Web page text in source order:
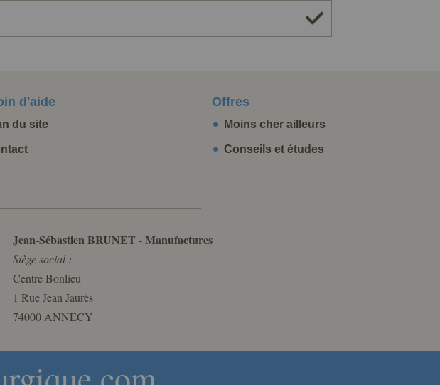
d'aide
du site
Offres
Moins cher ailleurs
Conseils et études
Jean-Sébastien BRUNET - Manufactures
Siège social :
Centre Bonlieu
1 Rue Jean Jaurès
74000 ANNECY